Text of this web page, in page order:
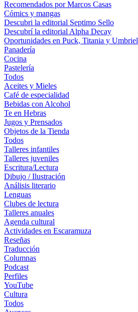
Recomendados por Marcos Casas
Cómics y mangas
Descubri la editorial Septimo Sello
Descubrí la editorial Alpha Decay
Oportunidades en Puck, Titania y Umbriel
Panadería
Cocina
Pastelería
Todos
Aceites y Mieles
Café de especialidad
Bebidas con Alcohol
Te en Hebras
Jugos y Prensados
Objetos de la Tienda
Todos
Talleres infantiles
Talleres juveniles
Escritura/Lectura
Dibujo / Ilustración
Análisis literario
Lenguas
Clubes de lectura
Talleres anuales
Agenda cultural
Actividades en Escaramuza
Reseñas
Traducción
Columnas
Podcast
Perfiles
YouTube
Cultura
Todos